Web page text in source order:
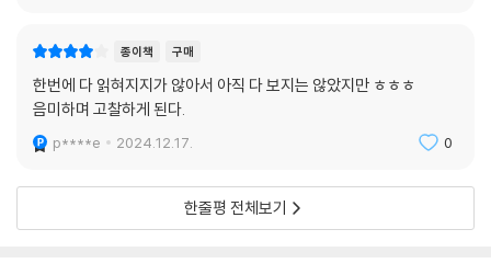
종이책 구매
한번에 다 읽혀지지가 않아서 아직 다 보지는 않았지만 ㅎㅎㅎ
음미하며 고찰하게 된다.
p****e 2024.12.17. 0
한줄평 전체보기